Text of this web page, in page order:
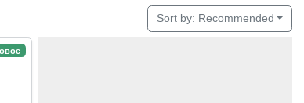
Sort by: Recommended